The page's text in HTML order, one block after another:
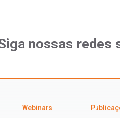
nossas redes
Webinars